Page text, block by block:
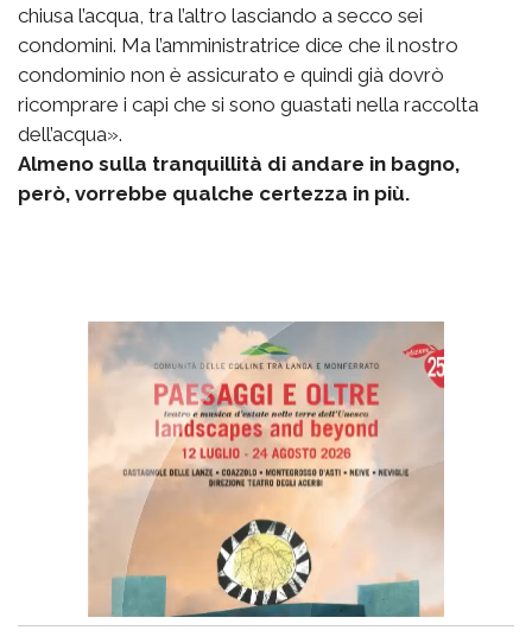
chiusa l’acqua, tra l’altro lasciando a secco sei
condomini. Ma l’amministratrice dice che il nostro
condominio non è assicurato e quindi già dovrò
ricomprare i capi che si sono guastati nella raccolta
dell’acqua».
Almeno sulla tranquillità di andare in bagno,
però, vorrebbe qualche certezza in più.